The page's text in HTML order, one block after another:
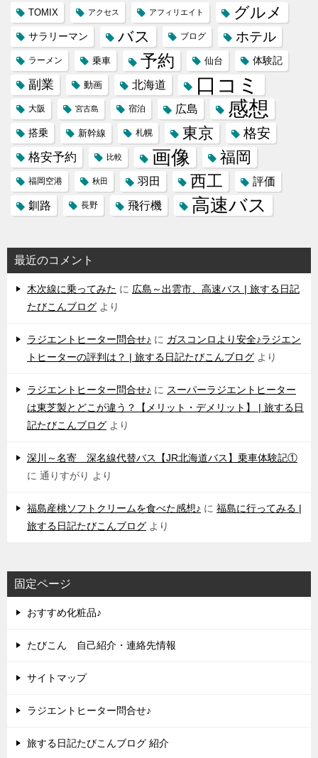
TOMIX アクセス アフィリエイト グルメ
サラリーマン バス ブログ ホテル
ラーメン 乗車 予約 仙台 体験記
副業 動画 北海道 口コミ
大阪 宮古島 宿泊 広島 感想
搭乗 新幹線 札幌 東京 格安
格安予約 比較 画像 福岡
福岡空港 秋田 羽田 西工
評価
釧路
長野 飛行機 高速バス
最近のコメント
木次線に乗ってみた に 広島～出雲市、高速バス | 旅する日記
たびこんブログ より
ラジエントヒーター問合せ♪ に ガスコンロより安全♪ラジエン
トヒーターの評判は？ | 旅する日記たびこんブログ より
ラジエントヒーター問合せ♪ に スーパーラジエントヒーター
は東芝製とどこが違う？【メリット・デメリット】 | 旅する日
記たびこんブログ より
深川～名寄 深名線代替バス【JR北海道バス】乗車体験記①
に 通りすがり より
福島産桃ソフトクリームを食べた感想♪ に 福島に行ってみる |
旅する日記たびこんブログ より
固定ページ
おすすめ化粧品♪
たびこん 自己紹介・連絡先情報
サイトマップ
ラジエントヒーター問合せ♪
旅する日記たびこんブログ 紹介